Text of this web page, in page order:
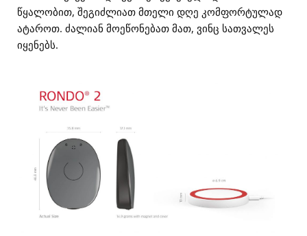
წყალობით, შეგიძლიათ მთელი დღე კომფორტულად
ატაროთ. ძალიან მოეწონებათ მათ, ვინც სათვალეს
იყენებს.